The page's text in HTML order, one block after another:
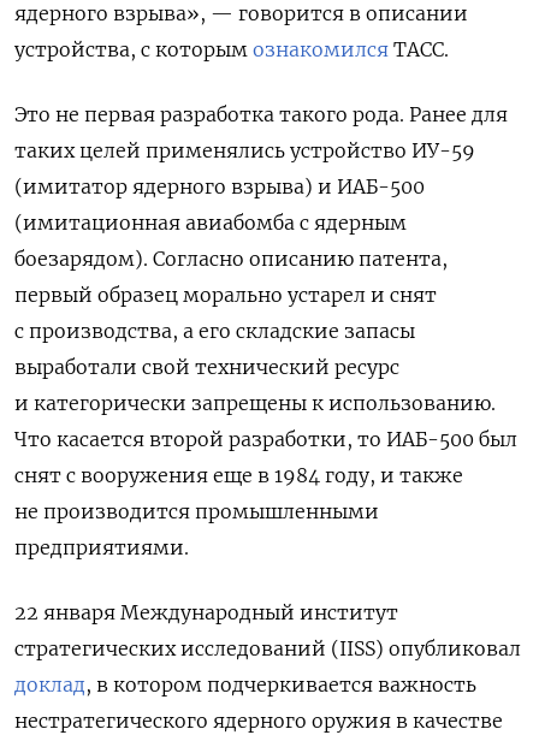
ядерного взрыва», — говорится в описании
устройства, с которым ознакомился ТАСС.
Это не первая разработка такого рода. Ранее для
таких целей применялись устройство ИУ-59
(имитатор ядерного взрыва) и ИАБ-500
(имитационная авиабомба с ядерным
боезарядом). Согласно описанию патента,
первый образец морально устарел и снят
с производства, а его складские запасы
выработали свой технический ресурс
и категорически запрещены к использованию.
Что касается второй разработки, то ИАБ-500 был
снят с вооружения еще в 1984 году, и также
не производится промышленными
предприятиями.
22 января Международный институт
стратегических исследований (IISS) опубликовал
доклад, в котором подчеркивается важность
нестратегического ядерного оружия в качестве